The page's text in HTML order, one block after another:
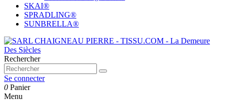
SKAI®
SPRADLING®
SUNBRELLA®
Rechercher
Se connecter
0 Panier
Menu